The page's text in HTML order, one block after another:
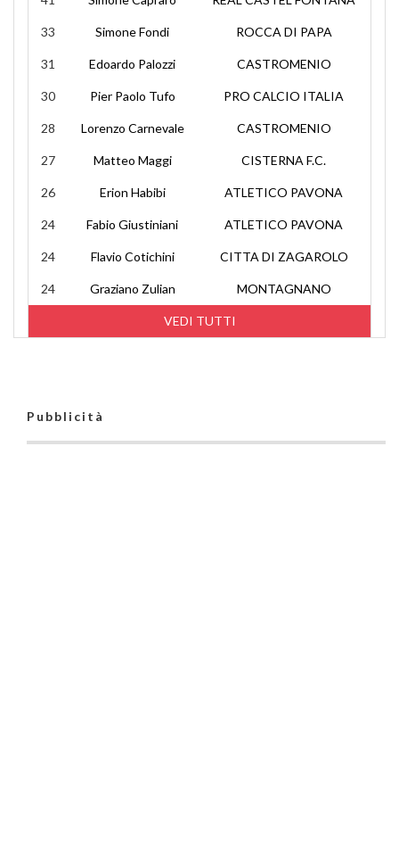
VEDI TUTTI
33 Simone Fondi ROCCA DI PAPA
31 Edoardo Palozzi CASTROMENIO
30 Pier Paolo Tufo PRO CALCIO ITALIA
28 Lorenzo Carnevale CASTROMENIO
27 Matteo Maggi CISTERNA F.C.
26 Erion Habibi ATLETICO PAVONA
24 Fabio Giustiniani ATLETICO PAVONA
24 Flavio Cotichini CITTA DI ZAGAROLO
24 Graziano Zulian MONTAGNANO
Pubblicità